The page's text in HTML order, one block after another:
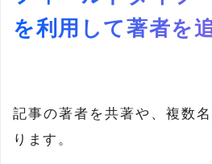
を利用して著者を
記事の著者を共著や、複数
ります。